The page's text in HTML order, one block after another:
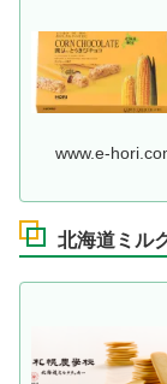
www.e-
北海道ミル